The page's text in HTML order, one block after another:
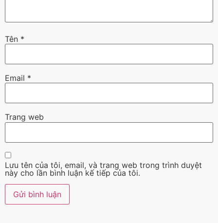
Tên *
Email *
Trang web
Lưu tên của tôi, email, và trang web trong trình duyệt
này cho lần bình luận kế tiếp của tôi.